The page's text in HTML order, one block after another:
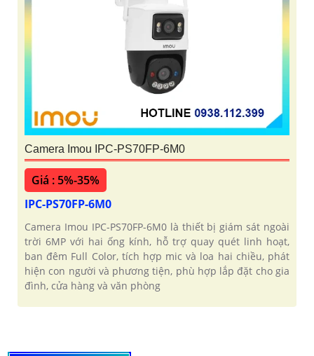
Camera Imou IPC-PS70FP-6M0
Giá : 5%-35%
IPC-PS70FP-6M0
Camera Imou IPC-PS70FP-6M0 là thiết bị giám sát ngoài
trời 6MP với hai ống kính, hỗ trợ quay quét linh hoạt,
ban đêm Full Color, tích hợp mic và loa hai chiều, phát
hiện con người và phương tiện, phù hợp lắp đặt cho gia
đình, cửa hàng và văn phòng